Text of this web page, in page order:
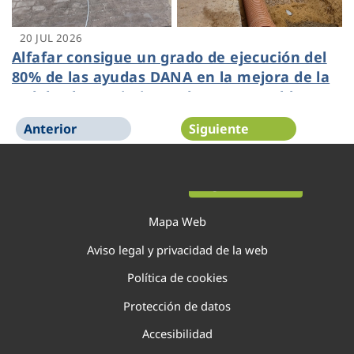
20 JUL 2026
Alfafar consigue un grado de ejecución del
80% de las ayudas DANA en la mejora de la
red de abastecimiento de agua potable
gestionada por Veolia
Anterior Siguiente
Mapa Web
Aviso legal y privacidad de la web
Política de cookies
Protección de datos
Accesibilidad